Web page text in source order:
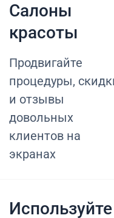
Салоны
красоты
Продвигайте
процедуры,
и отзывы
довольных
клиентов на
экранах